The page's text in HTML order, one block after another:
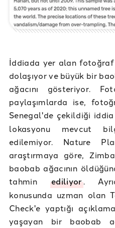
İddiada yer alan
dolaşıyor ve büyük bir
ağacını gösteriyor.
paylaşımlarda ise,
Senegal'de çekildiği
lokasyonu mevcut
edilemiyor. Nature
araştırmaya göre,
baobab ağacının
tahminediliyor.
konusunda uzman olan
Check'e yaptığı
yaşayan bir baobab